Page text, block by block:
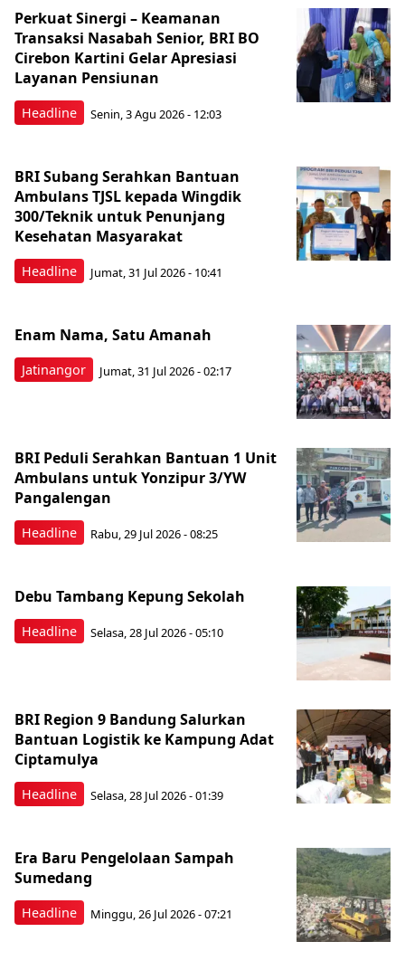
Headline
Perkuat Sinergi – Keamanan
Transaksi Nasabah Senior, BRI BO
Cirebon Kartini Gelar Apresiasi
Layanan Pensiunan
Senin, 3 Agu 2026 - 12:03
Headline
BRI Subang Serahkan Bantuan
Ambulans TJSL kepada Wingdik
300/Teknik untuk Penunjang
Kesehatan Masyarakat ​
Jumat, 31 Jul 2026 - 10:41
Jatinangor
Enam Nama, Satu Amanah
Jumat, 31 Jul 2026 - 02:17
Headline
BRI Peduli Serahkan Bantuan 1 Unit
Ambulans untuk Yonzipur 3/YW
Pangalengan
Rabu, 29 Jul 2026 - 08:25
Headline
Debu Tambang Kepung Sekolah
Selasa, 28 Jul 2026 - 05:10
Headline
BRI Region 9 Bandung Salurkan
Bantuan Logistik ke Kampung Adat
Ciptamulya
Selasa, 28 Jul 2026 - 01:39
Headline
Era Baru Pengelolaan Sampah
Sumedang
Minggu, 26 Jul 2026 - 07:21